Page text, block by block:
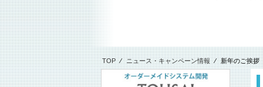
TOP ⁄ ニュース・キャンペーン情報 ⁄ 新年のご挨拶